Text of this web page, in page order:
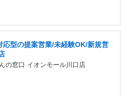
応型の提案営業/未経験OK/新規営
の窓口 イオンモール川口店